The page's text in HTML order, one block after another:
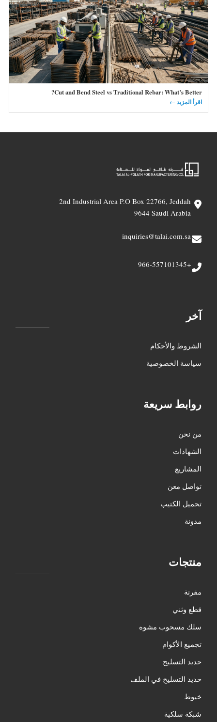
Cut and Bend Steel vs Traditional Rebar: What’s Better?
اقرأ المزيد ←
2nd Industrial Area P.O Box 22766, Jeddah
9644 Saudi Arabia
inquiries@talai.com.sa
+966-557101345
آخر
الشروط والأحكام
سياسة الخصوصية
روابط سريعة
من نحن
الشهادات
المشاريع
تواصل معن
تحميل الكتيب
مدونة
منتجات
مقرنة
قطع وثني
سلك مسحوب مشوه
تجميع الأكوام
حديد التسليح
حديد التسليح في الملف
خيوط
شبكة سلكية